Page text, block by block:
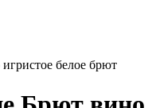
белое брют